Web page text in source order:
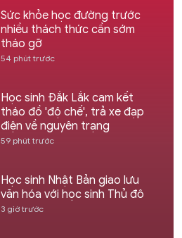
Sức khỏe học đường trước
nhiều thách thức cần sớm
tháo gỡ
54 phút trước
Học sinh Đắk Lắk cam kết
tháo đồ 'độ chế', trả xe đạp
điện về nguyên trạng
59 phút trước
Học sinh Nhật Bản giao lưu
văn hóa với học sinh Thủ đô
3 giờ trước